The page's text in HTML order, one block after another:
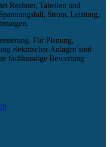
Rechner, Tabellen und
Strom, Leistung,
Für Planung,
elektrischer Anlagen sind
fachkundige Bewertung